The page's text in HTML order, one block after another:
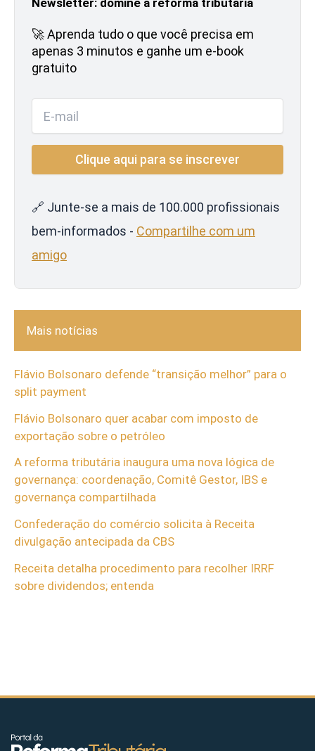
🚀 Aprenda tudo o que você precisa em
apenas 3 minutos e ganhe um e-book
gratuito
🔗 Junte-se a mais de 100.000 profissionais
bem-informados - Compartilhe com um
amigo
Mais notícias
Flávio Bolsonaro defende “transição melhor” para o
split payment
Flávio Bolsonaro quer acabar com imposto de
exportação sobre o petróleo
A reforma tributária inaugura uma nova lógica de
governança: coordenação, Comitê Gestor, IBS e
governança compartilhada
Confederação do comércio solicita à Receita
divulgação antecipada da CBS
Receita detalha procedimento para recolher IRRF
sobre dividendos; entenda